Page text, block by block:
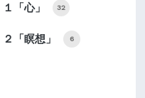
「心」 32
「瞑想」 6